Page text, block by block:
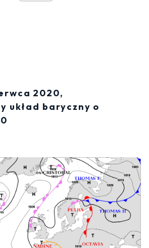
2020,
układ baryczny o